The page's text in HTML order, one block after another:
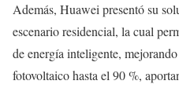
Además, Huawei presentó su
escenario residencial, la cual
de energía inteligente,
fotovoltaico hasta el 90 %,